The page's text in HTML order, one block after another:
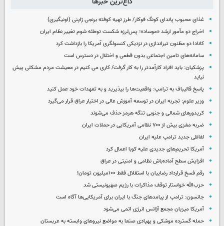
غذای محبوب پاندای کونگ فوکار/ طرز تهیه کوفته برنجی ژاپنی (اونیگیری)
اخراج دو مأمور ارشد «موساد»؛ پس‌لرزه شکست توطئه شوم تغییر نظام ایران
کانادا دو مظنون تیراندازی در نزدیکی کنسولگری آمریکا را بازداشت کرد
سامانه‌های تامین اجتماعی بدون قطعی و اختلال در دسترس است
پزشکیان: باید افراد کارآمدتر را به کار گرفت/ کاری می کنیم در معیشت مردم مشکلی پیش
نیاید
پاسخ قالیباف به ترامپ: واقعیت‌ها را بپذیرید و به تعهدات خود عمل کنید
وزیر علوم: تجربه ایران در توسعه آموزش عالی در اختیار عراق قرار می‌گیرد
کریدورهای شمالی و جنوبی تنگه هرمز حذف می‌شوند
ضربه مغزی بیش از ۷۰۰ نظامی آمریکایی در حملات ایران
لفاظی جدید ترامپ علیه ایران
آمریکا تحریم‌های جدیدی علیه کوبا اعمال کرد
افزایش سطح آماده‌باش نظامی و امنیتی در عراق
رقم فسخ قرارداد رضاییان با استقلال فقط ۱۰۰میلیون تومان!
حزب‌الله خواستار توقف مذاکرات با رژیم صهیونیستی شد
جانسون: ترامپ از پیامدهای جنگ با ایران برای آمریکایی‌ها آگاه است
آمریکا میزبان مجمع آژانس انرژی اتمی می‌شود
حمله گسترده موشکی و پهپادی صنعا به مواضع نیروهای وابسته به عربستان